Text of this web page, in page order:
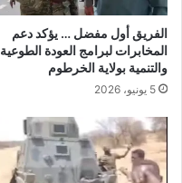
الفريق أول مفضل … يؤكد دعم
المخابرات لبرامج العودة الطوعية
والتنمية بولاية الخرطوم
5 يونيو، 2026